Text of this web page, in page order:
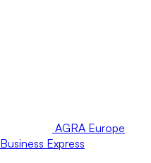
AGRA Europe
Business Express